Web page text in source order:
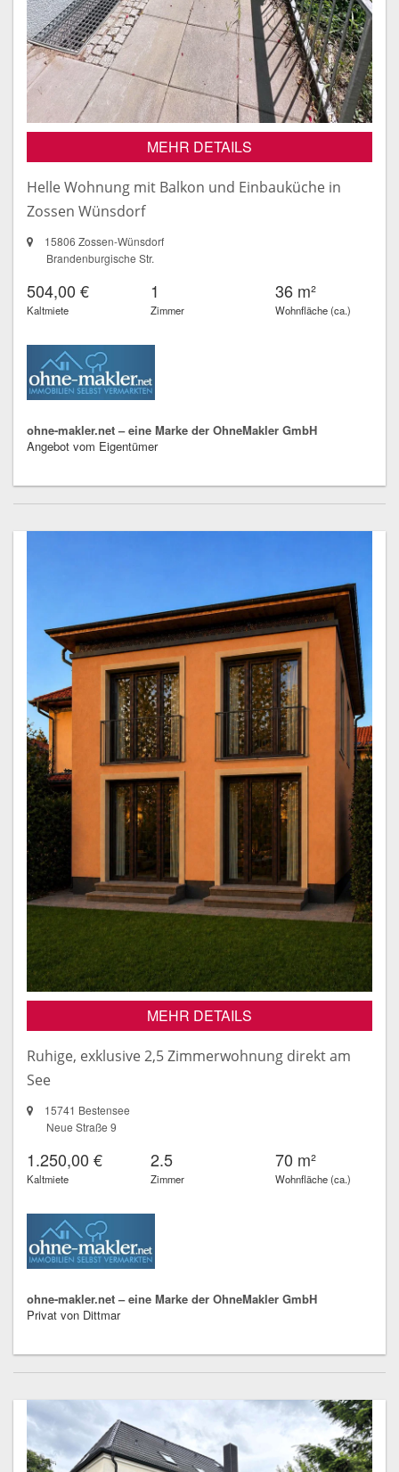
MEHR DETAILS
Helle Wohnung mit Balkon und Einbauküche in
Zossen Wünsdorf
15806 Zossen-Wünsdorf
Brandenburgische Str.
504,00 €
Kaltmiete
1
Zimmer
36 m²
Wohnfläche (ca.)
ohne-makler.net – eine Marke der OhneMakler GmbH
Angebot vom Eigentümer
MEHR DETAILS
Ruhige, exklusive 2,5 Zimmerwohnung direkt am
See
15741 Bestensee
Neue Straße 9
1.250,00 €
Kaltmiete
2.5
Zimmer
70 m²
Wohnfläche (ca.)
ohne-makler.net – eine Marke der OhneMakler GmbH
Privat von Dittmar